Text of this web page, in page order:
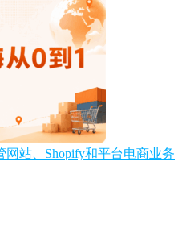
网站、Shopify和平台电商业务